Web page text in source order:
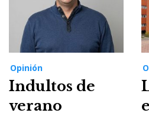
Opinión
Indultos de
verano